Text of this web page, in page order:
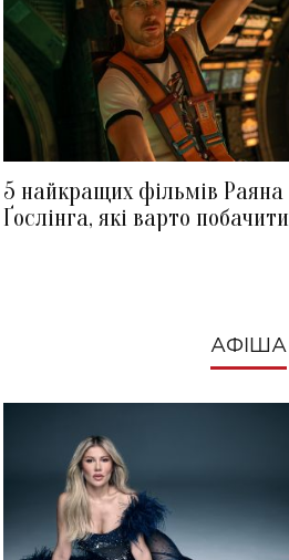
5 найкращих фільмів Раяна
Ґослінга, які варто побачити
АФІША